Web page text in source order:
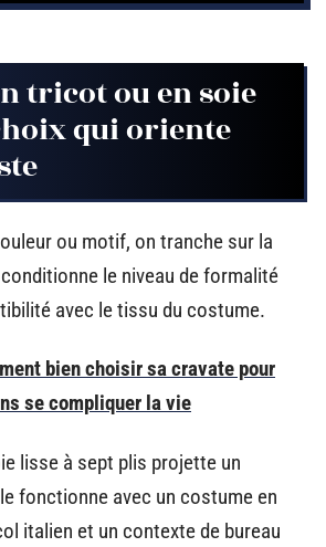
tricot ou en soie
qui oriente
ou motif, on tranche sur la
le niveau de formalité
avec le tissu du costume.
bien choisir sa cravate pour
se compliquer la vie
lisse à sept plis projette un
fonctionne avec un costume en
italien et un contexte de bureau